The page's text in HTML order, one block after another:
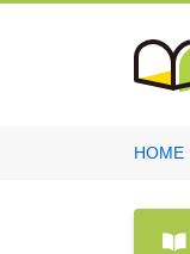
HOME